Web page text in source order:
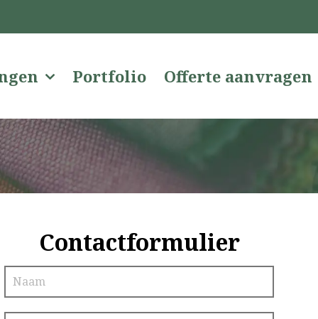
Portfolio Offerte aanvragen
Contactformulier